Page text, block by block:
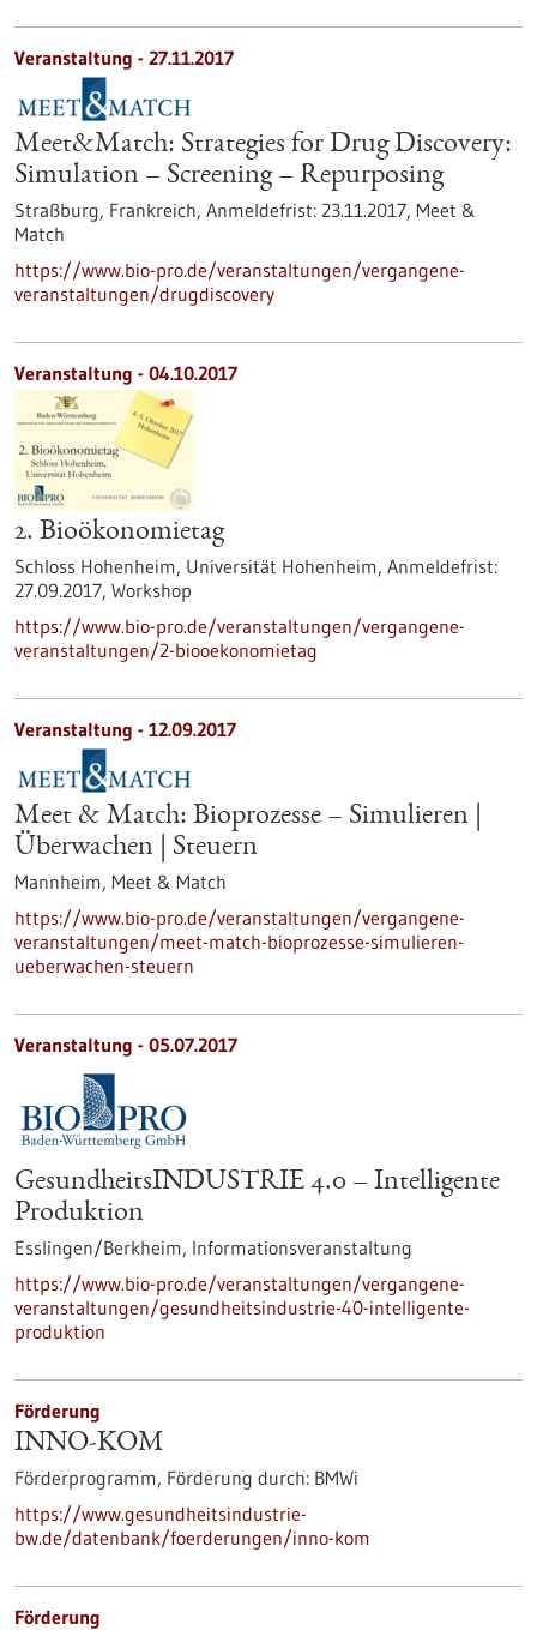
Veranstaltung - 27.11.2017
Meet&Match: Strategies for Drug Discovery:
Simulation – Screening – Repurposing
Straßburg, Frankreich, Anmeldefrist: 23.11.2017, Meet &
Match
https://www.bio-pro.de/veranstaltungen/vergangene-
veranstaltungen/drugdiscovery
Veranstaltung - 04.10.2017
2. Bioökonomietag
Schloss Hohenheim, Universität Hohenheim, Anmeldefrist:
27.09.2017, Workshop
https://www.bio-pro.de/veranstaltungen/vergangene-
veranstaltungen/2-biooekonomietag
Veranstaltung - 12.09.2017
Meet & Match: Bioprozesse – Simulieren |
Überwachen | Steuern
Mannheim, Meet & Match
https://www.bio-pro.de/veranstaltungen/vergangene-
veranstaltungen/meet-match-bioprozesse-simulieren-
ueberwachen-steuern
Veranstaltung - 05.07.2017
GesundheitsINDUSTRIE 4.0 – Intelligente
Produktion
Esslingen/Berkheim, Informationsveranstaltung
https://www.bio-pro.de/veranstaltungen/vergangene-
veranstaltungen/gesundheitsindustrie-40-intelligente-
produktion
Förderung
INNO-KOM
Förderprogramm, Förderung durch: BMWi
https://www.gesundheitsindustrie-
bw.de/datenbank/foerderungen/inno-kom
Förderung